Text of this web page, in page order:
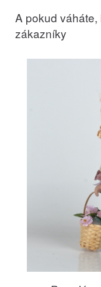
A pokud
zákazníky